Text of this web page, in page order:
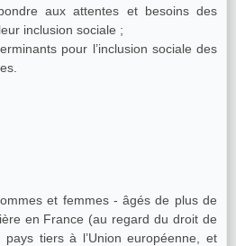
aux attentes et besoins des
inclusion sociale ;
pour l’inclusion sociale des
et femmes - âgés de plus de
en France (au regard du droit de
tiers à l’Union européenne, et